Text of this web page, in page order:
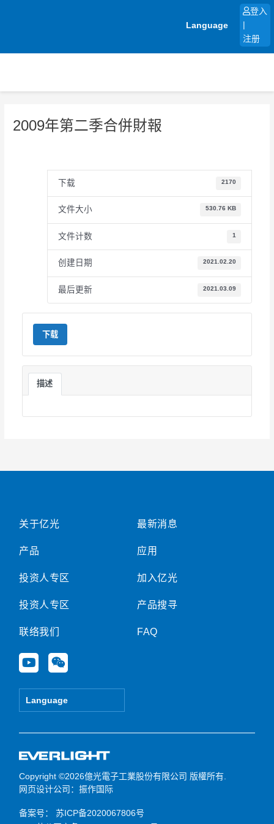
Language
登入
注册
2009年第二季合併財報
下载 2170
文件大小 530.76 KB
文件计数 1
创建日期 2021.02.20
最后更新 2021.03.09
下载
描述
关于亿光
产品
投资人专区
投资人专区
联络我们
Y
o
u
e
W
e
i
Language
最新消息
应用
加入亿光
产品搜寻
FAQ
Copyright ©2026億光電子工業股份有限公司 版權所有.
网页设计公司 ：振作国际
备案号：
苏ICP备2020067806号